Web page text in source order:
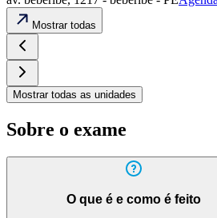
Mostrar todas
Mostrar todas as unidades
Sobre o exame
O que é e como é feito